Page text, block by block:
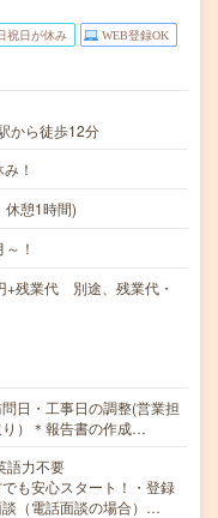
祝日が休み WEB登録OK
から徒歩12分
！
憩1時間)
！
残業代 別途、残業代・
日・工事日の調整(営業担
）＊報告書の作成…
語力不要
も安心スタート！・登録
（電話面談の場合）…